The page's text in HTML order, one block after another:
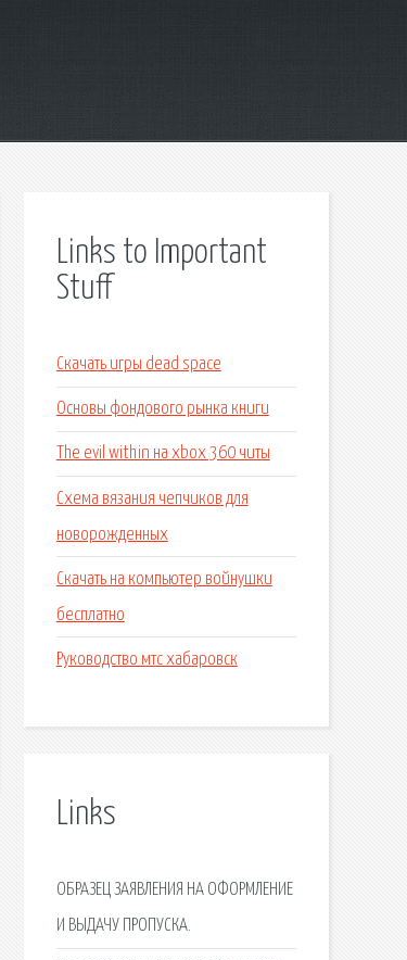
Links to Important
Stuff
Скачать игры dead space
Основы фондового рынка книги
The evil within на xbox 360 читы
Схема вязания чепчиков для
новорожденных
Скачать на компьютер войнушки
бесплатно
Руководство мтс хабаровск
Links
ОБРАЗЕЦ ЗАЯВЛЕНИЯ НА ОФОРМЛЕНИЕ
И ВЫДАЧУ ПРОПУСКА.